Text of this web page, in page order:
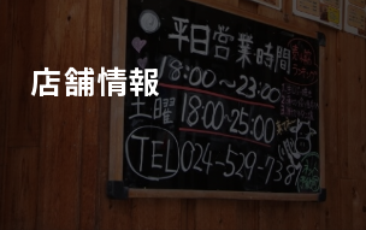
店舗情報